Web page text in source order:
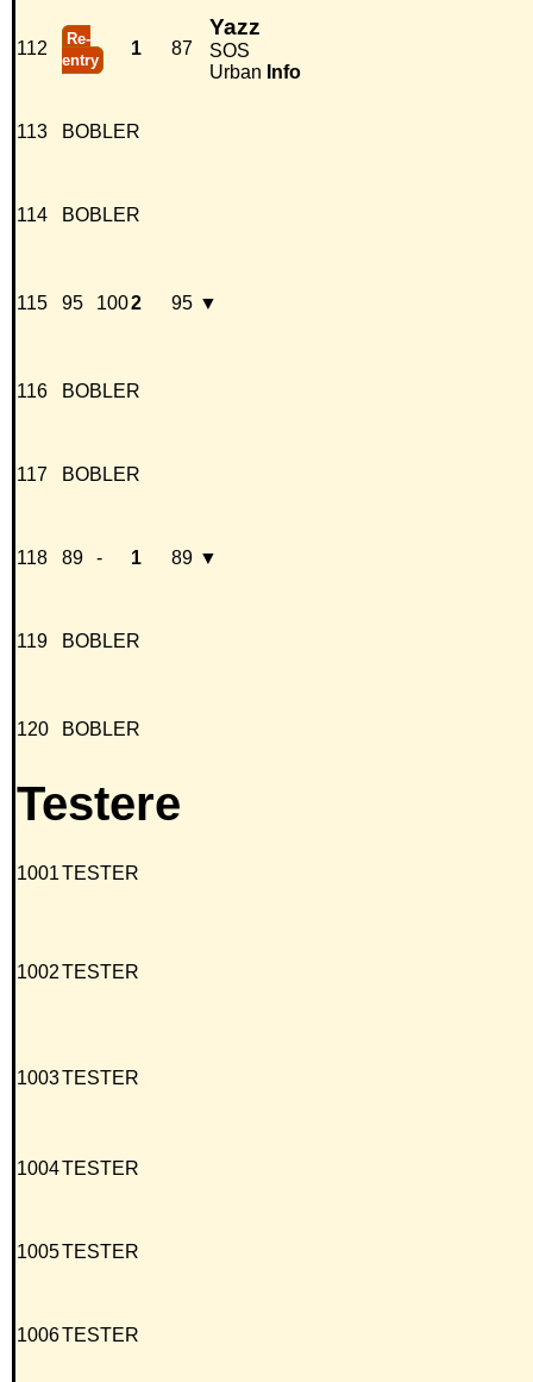
112
Re-
entry
1 87
Yazz
SOS
Urban Info
113 BOBLER
114 BOBLER
115 95 1002 95 ▼
116 BOBLER
117 BOBLER
118 89 - 1 89 ▼
119 BOBLER
120 BOBLER
Testere
1001TESTER
1002TESTER
1003TESTER
1004TESTER
1005TESTER
1006TESTER